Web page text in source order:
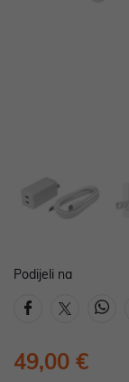
Podijeli na
49,00 €